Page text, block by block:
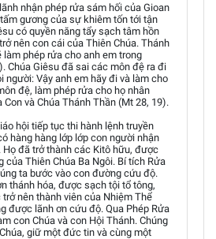
nhận phép rửa sám hối của Gioan
gương của sự khiêm tốn tới tận
có quyền năng tẩy sạch tâm hồn
nên con cái của Thiên Chúa. Thánh
phép rửa cho anh em trong
Chúa Giêsu đã sai các môn đệ ra đi
người: Vậy anh em hãy đi và làm cho
đệ, làm phép rửa cho họ nhân
Con và Chúa Thánh Thần (Mt 28, 19).
hội tiếp tục thi hành lệnh truyền
hàng hàng lớp lớp con người nhận
Họ đã trở thành các Kitô hữu, được
của Thiên Chúa Ba Ngôi. Bí tích Rửa
ta bước vào con đường cứu độ.
thánh hóa, được sạch tội tổ tông,
nên thành viên của Nhiệm Thể
được lãnh ơn cứu độ. Qua Phép Rửa
con Chúa và con Hội Thánh. Chúng
giữ một đức tin và cùng một